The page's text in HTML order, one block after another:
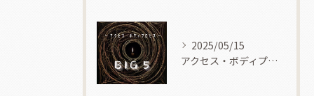
2025/05/15
アクセス・ボディプロセス